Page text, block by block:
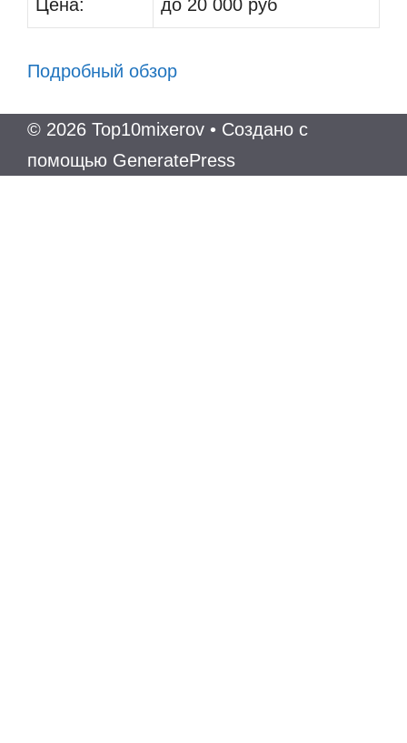
Цена: до 20 000 руб
Подробный обзор
© 2026 Top10mixerov • Создано с
помощью GeneratePress